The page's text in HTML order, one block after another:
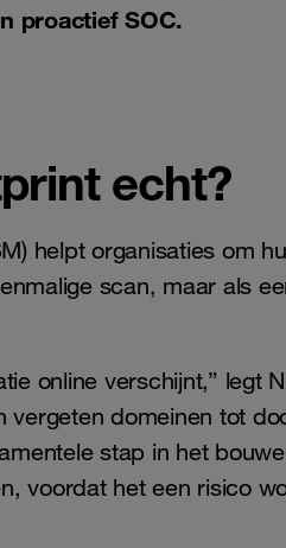
proactief SOC.
echt?
helpt organisaties om
scan, maar als
online verschijnt,” legt
domeinen tot
stap in het
voordat het een risico